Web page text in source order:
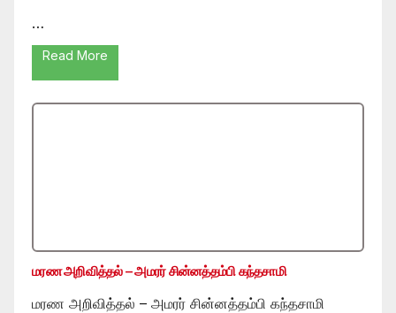
…
Read More
மரண அறிவித்தல் – அமரர் சின்னத்தம்பி கந்தசாமி
மரண அறிவித்தல் – அமரர் சின்னத்தம்பி கந்தசாமி